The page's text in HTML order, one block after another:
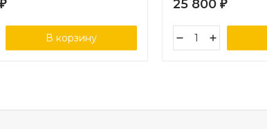
₽
В корзину
25 800 ₽